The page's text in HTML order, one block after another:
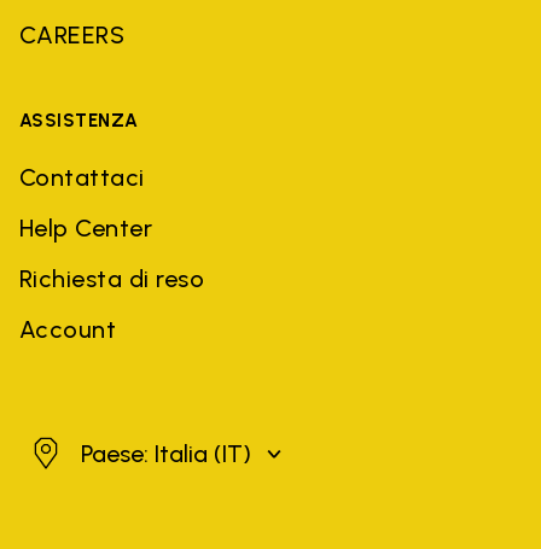
CAREERS
ASSISTENZA
Contattaci
Help Center
Richiesta di reso
Account
Italia Paese: Italia (IT)